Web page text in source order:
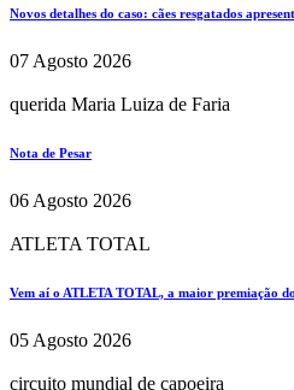
Novos detalhes do caso: cães resgatados
07 Agosto 2026
querida Maria Luiza de Faria
Nota de Pesar
06 Agosto 2026
ATLETA TOTAL
Vem aí o ATLETA TOTAL, a maior premiação
05 Agosto 2026
circuito mundial de capoeira